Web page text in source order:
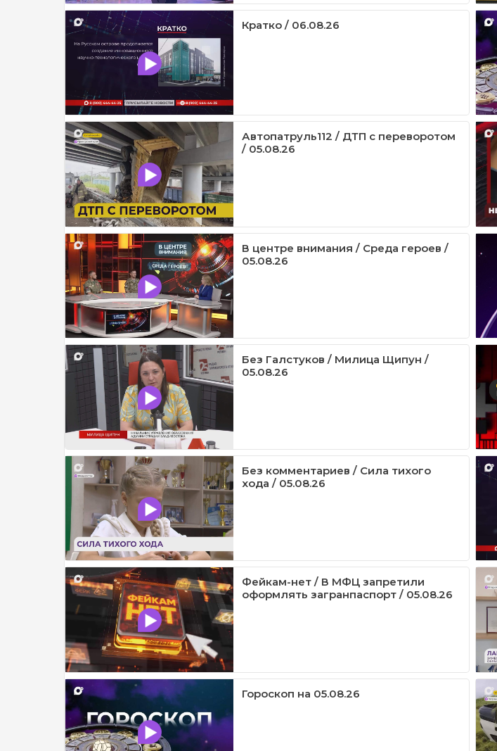
Кратко / 06.08.26
Автопатруль112 / ДТП с переворотом
/ 05.08.26
В центре внимания / Среда героев /
05.08.26
Без Галстуков / Милица Щипун /
05.08.26
Без комментариев / Сила тихого
хода / 05.08.26
Фейкам-нет / В МФЦ запретили
оформлять загранпаспорт / 05.08.26
Гороскоп на 05.08.26